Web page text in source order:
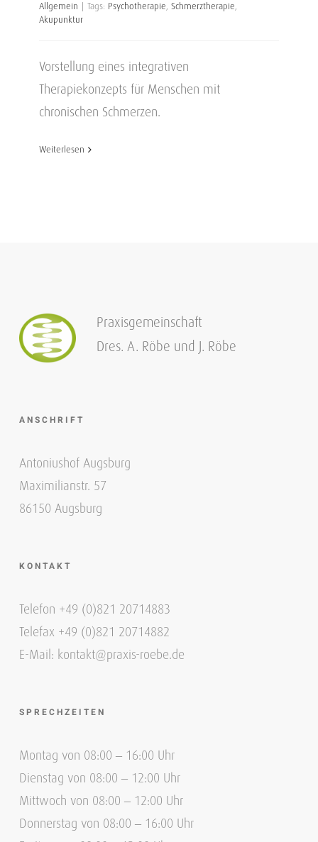
Allgemein
Tags: Psychotherapie, Schmerztherapie,
Akupunktur
Vorstellung eines integrativen
Therapiekonzepts für Menschen mit
chronischen Schmerzen.
Weiterlesen
Praxisgemeinschaft
Dres. A. Röbe und J. Röbe
ANSCHRIFT
Antoniushof Augsburg
Maximilianstr. 57
86150 Augsburg
KONTAKT
Telefon +49 (0)821 20714883
Telefax +49 (0)821 20714882
E-Mail: kontakt@praxis-roebe.de
SPRECHZEITEN
Montag von 08:00 – 16:00 Uhr
Dienstag von 08:00 – 12:00 Uhr
Mittwoch von 08:00 – 12:00 Uhr
Donnerstag von 08:00 – 16:00 Uhr